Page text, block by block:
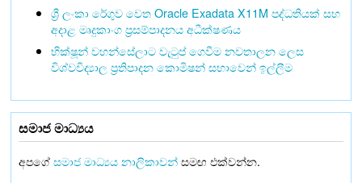
ශ්‍රී ලංකා රේගුව වෙත Oracle Exadata X11M පද්ධතියක් සහ
අදාළ මෘදුකාංග ප්‍රසම්පාදනය අධීක්ෂණය
භික්ෂූන් වහන්සේලාට වැටුප් ගෙවීම නවතාලන ලෙස
විශ්වවිද්‍යාල ප්‍රතිපාදන කොමිෂන් සභාවෙන් ඉල්ලීම
සමාජ මාධ්‍යය
අපගේසමාජ මාධ්‍යය නාලිකාවන්සමඟ එක්වන්න.